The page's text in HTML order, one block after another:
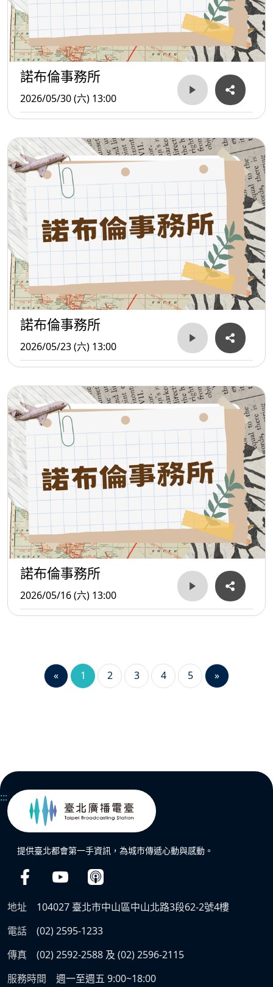
諾布倫事務所
2026/05/30 (六) 13:00
諾布倫事務所
2026/05/23 (六) 13:00
諾布倫事務所
2026/05/16 (六) 13:00
« 1 2 3 4 5 »
:::
提供臺北都會第一手資訊，為城市傳遞心動與感動。
地址
104027 臺北市中山區中山北路3段62-2號4樓
電話
(02) 2595-1233
傳真
(02) 2592-2588 及 (02) 2596-2115
服務時間
週一至週五 9:00~18:00